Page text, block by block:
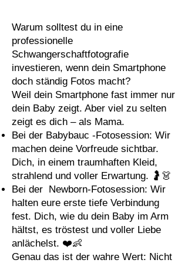
Warum solltest du in eine
professionelle
Schwangerschaftfotografie
investieren, wenn dein Smartphone
doch ständig Fotos macht?
Weil dein Smartphone fast immer nur
dein Baby zeigt. Aber viel zu selten
zeigt es dich – als Mama.
Bei der Babybauc -Fotosession: Wir
machen deine Vorfreude sichtbar.
Dich, in einem traumhaften Kleid,
strahlend und voller Erwartung. 🤰👗
Bei der Newborn-Fotosession: Wir
halten eure erste tiefe Verbindung
fest. Dich, wie du dein Baby im Arm
hältst, es tröstest und voller Liebe
anlächelst. ❤️👶
Genau das ist der wahre Wert: Nicht